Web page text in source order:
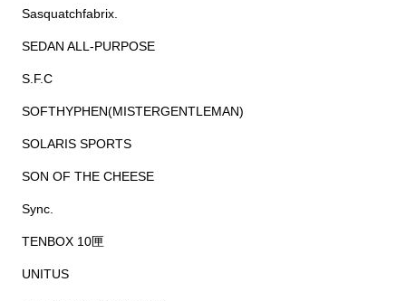
Sasquatchfabrix.
SEDAN ALL-PURPOSE
S.F.C
SOFTHYPHEN(MISTERGENTLEMAN)
SOLARIS SPORTS
SON OF THE CHEESE
Sync.
TENBOX 10匣
UNITUS